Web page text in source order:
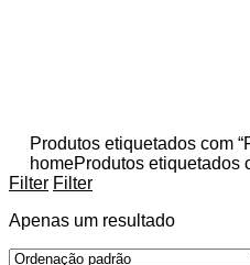
Produtos etiquetados com
homeProdutos etiquetados
Filter Filter
Apenas um resultado